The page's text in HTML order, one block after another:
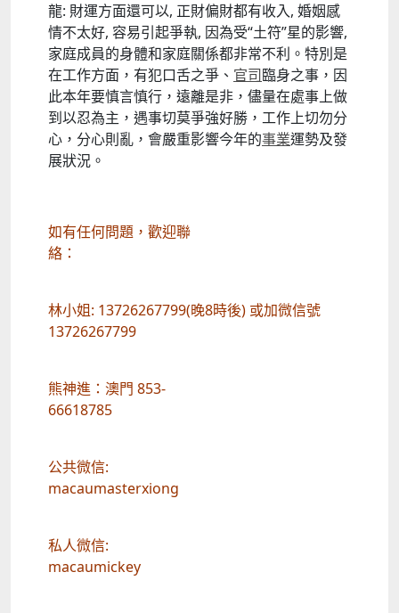
龍: 財運方面還可以, 正財偏財都有收入, 婚姻感
情不太好, 容易引起爭執, 因為受“土符”星的影響,
家庭成員的身體和家庭關係都非常不利。特別是
在工作方面，有犯口舌之爭、 官司臨身之事，因
此本年要慎言慎行，遠離是非，儘量在處事上做
到以忍為主，遇事切莫爭強好勝，工作上切勿分
心，分心則亂，會嚴重影響今年的事業運勢及發
展狀況。
如有任何問題，歡迎聯
絡：
林小姐: 13726267799(晚8時後) 或加微信號
13726267799
熊神進：澳門 853-
66618785
公共微信:
macaumasterxiong
私人微信:
macaumickey